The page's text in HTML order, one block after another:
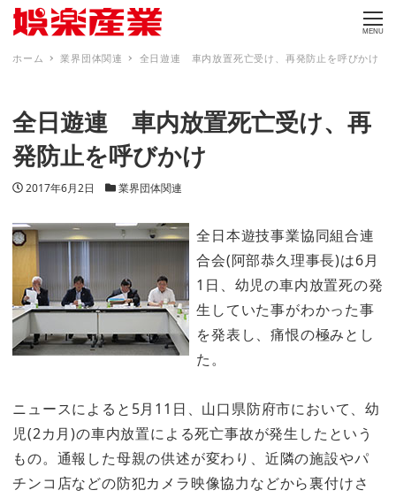
MENU
ホーム 業界団体関連 全日遊連 車内放置死亡受け、再発防止を呼びかけ
全日遊連 車内放置死亡受け、再
発防止を呼びかけ
投稿日
2017年6月2日 カテゴリー
業界団体関連
全日本遊技事業協同組合連
合会(阿部恭久理事長)は6月
1日、幼児の車内放置死の発
生していた事がわかった事
を発表し、痛恨の極みとし
た。
ニュースによると5月11日、山口県防府市において、幼
児(2カ月)の車内放置による死亡事故が発生したという
もの。通報した母親の供述が変わり、近隣の施設やパ
チンコ店などの防犯カメラ映像協力などから裏付けさ